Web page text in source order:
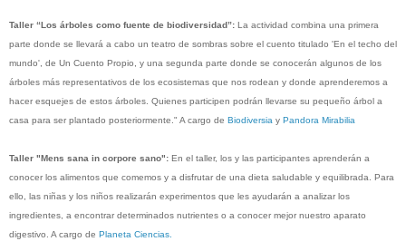
Taller “Los árboles como fuente de biodiversidad”: La actividad combina una primera
parte donde se llevará a cabo un teatro de sombras sobre el cuento titulado 'En el techo del
mundo', de Un Cuento Propio, y una segunda parte donde se conocerán algunos de los
árboles más representativos de los ecosistemas que nos rodean y donde aprenderemos a
hacer esquejes de estos árboles. Quienes participen podrán llevarse su pequeño árbol a
casa para ser plantado posteriormente." A cargo de Biodiversia y Pandora Mirabilia
Taller "Mens sana in corpore sano": En el taller, los y las participantes aprenderán a
conocer los alimentos que comemos y a disfrutar de una dieta saludable y equilibrada. Para
ello, las niñas y los niños realizarán experimentos que les ayudarán a analizar los
ingredientes, a encontrar determinados nutrientes o a conocer mejor nuestro aparato
digestivo. A cargo de Planeta Ciencias.